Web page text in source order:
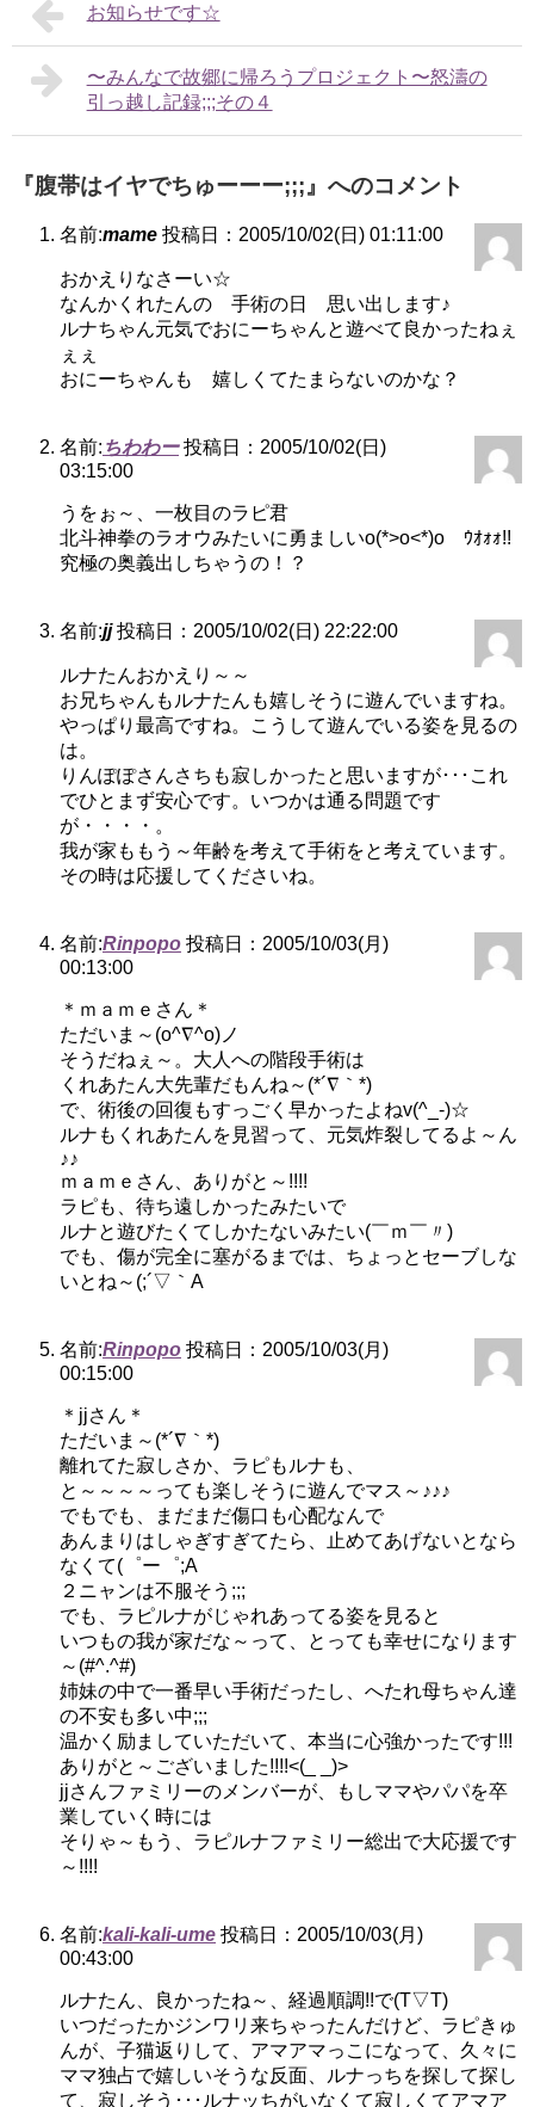
お知らせです☆
〜みんなで故郷に帰ろうプロジェクト〜怒濤の
引っ越し記録;;;その４
『腹帯はイヤでちゅーーー;;;』へのコメント
名前:mame 投稿日：2005/10/02(日) 01:11:00
おかえりなさーい☆
なんかくれたんの 手術の日 思い出します♪
ルナちゃん元気でおにーちゃんと遊べて良かったねぇ
ぇぇ
おにーちゃんも 嬉しくてたまらないのかな？
名前: ちわわー 投稿日：2005/10/02(日)
03:15:00
うをぉ～、一枚目のラピ君
北斗神拳のラオウみたいに勇ましいo(*>o<*)o ｳｵｫｫ!!
究極の奥義出しちゃうの！？
名前:jj 投稿日：2005/10/02(日) 22:22:00
ルナたんおかえり～～
お兄ちゃんもルナたんも嬉しそうに遊んでいますね。
やっぱり最高ですね。こうして遊んでいる姿を見るの
は。
りんぽぽさんさちも寂しかったと思いますが･･･これ
でひとまず安心です。いつかは通る問題です
が・・・・。
我が家ももう～年齢を考えて手術をと考えています。
その時は応援してくださいね。
名前:Rinpopo 投稿日：2005/10/03(月)
00:13:00
＊ｍａｍｅさん＊
ただいま～(o^∇^o)ノ
そうだねぇ～。大人への階段手術は
くれあたん大先輩だもんね～(*´∇｀*)
で、術後の回復もすっごく早かったよねv(^_-)☆
ルナもくれあたんを見習って、元気炸裂してるよ～ん
♪♪
ｍａｍｅさん、ありがと～!!!!
ラピも、待ち遠しかったみたいで
ルナと遊びたくてしかたないみたい(￣ｍ￣〃)
でも、傷が完全に塞がるまでは、ちょっとセーブしな
いとね～(;´▽｀A
名前:Rinpopo 投稿日：2005/10/03(月)
00:15:00
＊jjさん＊
ただいま～(*´∇｀*)
離れてた寂しさか、ラピもルナも、
と～～～～っても楽しそうに遊んでマス～♪♪♪
でもでも、まだまだ傷口も心配なんで
あんまりはしゃぎすぎてたら、止めてあげないとなら
なくて(゜ー゜;A
２ニャンは不服そう;;;
でも、ラピルナがじゃれあってる姿を見ると
いつもの我が家だな～って、とっても幸せになります
～(#^.^#)
姉妹の中で一番早い手術だったし、へたれ母ちゃん達
の不安も多い中;;;
温かく励ましていただいて、本当に心強かったです!!!
ありがと～ございました!!!!<(_ _)>
jjさんファミリーのメンバーが、もしママやパパを卒
業していく時には
そりゃ～もう、ラピルナファミリー総出で大応援です
～!!!!
名前:kali-kali-ume 投稿日：2005/10/03(月)
00:43:00
ルナたん、良かったね～、経過順調!!で(T▽T)
いつだったかジンワリ来ちゃったんだけど、ラピきゅ
んが、子猫返りして、アマアマっこになって、久々に
ママ独占で嬉しいそうな反面、ルナっちを探して探し
て、寂しそう･･･ルナッちがいなくて寂しくてアマア